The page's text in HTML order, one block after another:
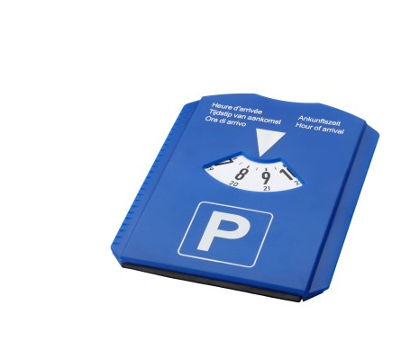
Szépség, egészség
Szerelés, autó
Tárca, kulcstartó
Táska